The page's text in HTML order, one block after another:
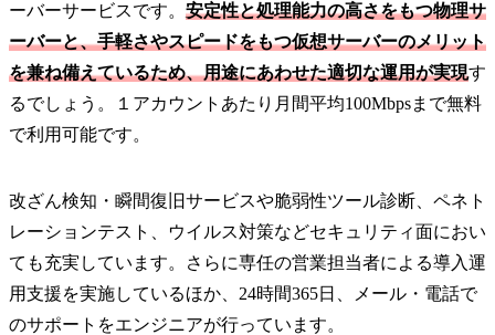
ーバーサービスです。 安定性と処理能力の高さをもつ物理サ
ーバーと、手軽さやスピードをもつ仮想サーバーのメリット
を兼ね備えているため、用途にあわせた適切な運用が実現す
るでしょう。１アカウントあたり月間平均100Mbpsまで無料
で利用可能です。
改ざん検知・瞬間復旧サービスや脆弱性ツール診断、ペネト
レーションテスト、ウイルス対策などセキュリティ面におい
ても充実しています。さらに専任の営業担当者による導入運
用支援を実施しているほか、24時間365日、メール・電話で
のサポートをエンジニアが行っています。